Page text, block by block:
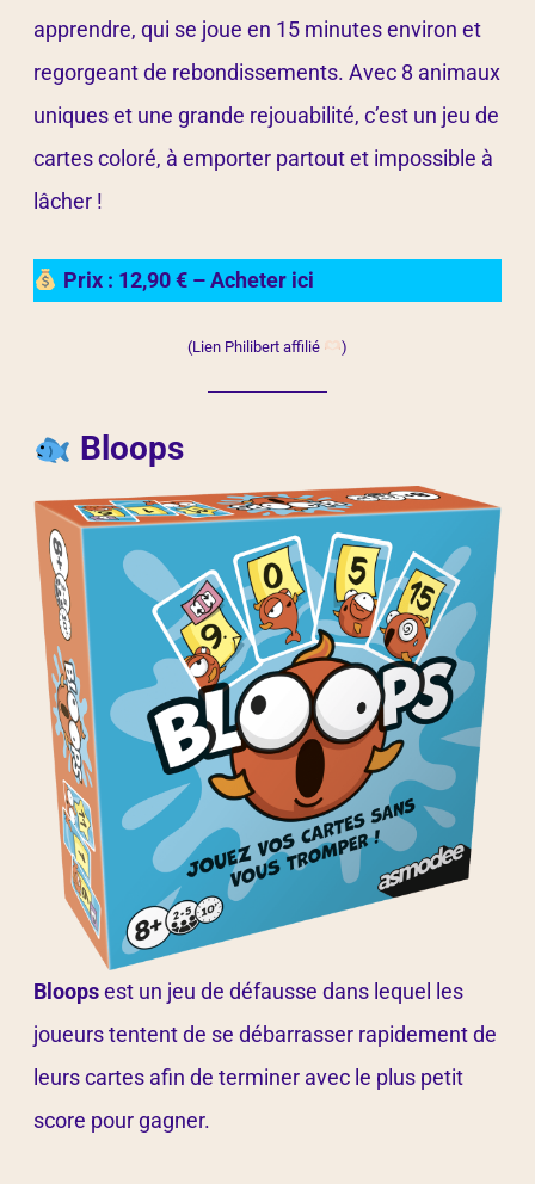
apprendre, qui se joue en 15 minutes environ et
regorgeant de rebondissements. Avec 8 animaux
uniques et une grande rejouabilité, c’est un jeu de
cartes coloré, à emporter partout et impossible à
lâcher !
Prix : 12,90 € – Acheter ici
(Lien Philibert affilié )
Bloops
Bloopsest un jeu de défausse dans lequel les
joueurs tentent de se débarrasser rapidement de
leurs cartes afin de terminer avec le plus petit
score pour gagner.